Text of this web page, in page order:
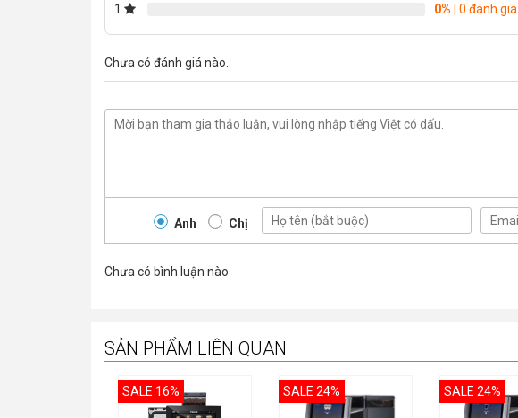
1
0% | 0 đánh giá
Chưa có đánh giá nào.
Anh Chị
Chưa có bình luận nào
SẢN PHẨM LIÊN QUAN
SALE 16% SALE 24% SALE 24%